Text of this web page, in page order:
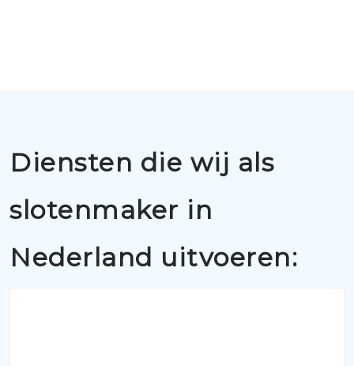
Diensten die wij als
slotenmaker in
Nederland uitvoeren: